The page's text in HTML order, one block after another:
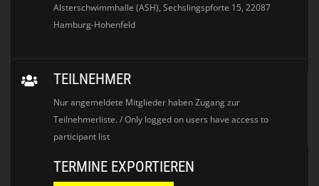
Alsterschwimmhalle (ASH), Sechslingspforte 15, 22087
Hamburg-Hohenfeld
TEILNEHMER
Nur angemeldete Mitglieder haben Zugang zur
Teilnehmerliste. / Only logged on users have access to
participant list
TERMINE EXPORTIEREN